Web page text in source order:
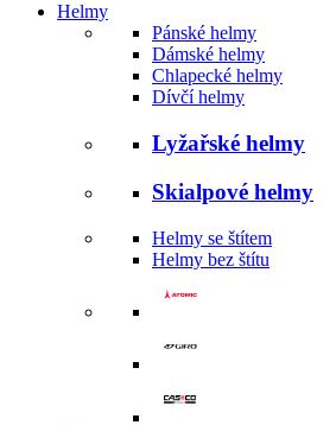
Helmy
Pánské helmy
Dámské helmy
Chlapecké helmy
Dívčí helmy
Lyžařské helmy
Skialpové helmy
Helmy se štítem
Helmy bez štítu